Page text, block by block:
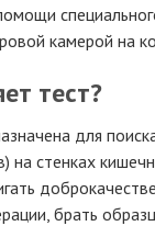
камерой на
тест?
для
на стенках
брать